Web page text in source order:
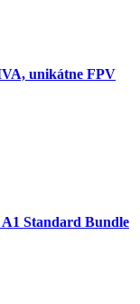
unikátne FPV
Standard Bundle